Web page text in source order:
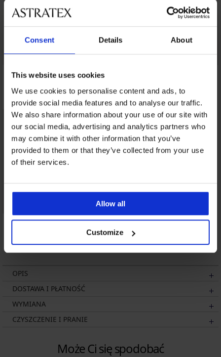
Consent Details About
This website uses cookies
We use cookies to personalise content and ads, to
provide social media features and to analyse our traffic.
We also share information about your use of our site with
our social media, advertising and analytics partners who
may combine it with other information that you’ve
provided to them or that they’ve collected from your use
of their services.
Allow all
Customize
Bokserki
bambusowe Black
bezszwowe
74,99 zł
Bezszwowe bokserki
SilverPro Classic
74,99 zł
Blue II bezszwowe
74,99 zł
Bokserki
74,99 zł
OPIS
DOSTAWA I PŁATNOŚĆ
WYMIANA
CZYSZCZENIE I PRANIE
Może Ci się spodobać